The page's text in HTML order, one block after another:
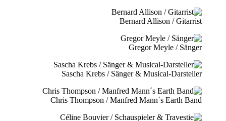
Bernard Allison / Gitarrist
Gregor Meyle / Sänger
Sascha Krebs / Sänger & Musical-Darsteller
Chris Thompson / Manfred Mann´s Earth Band